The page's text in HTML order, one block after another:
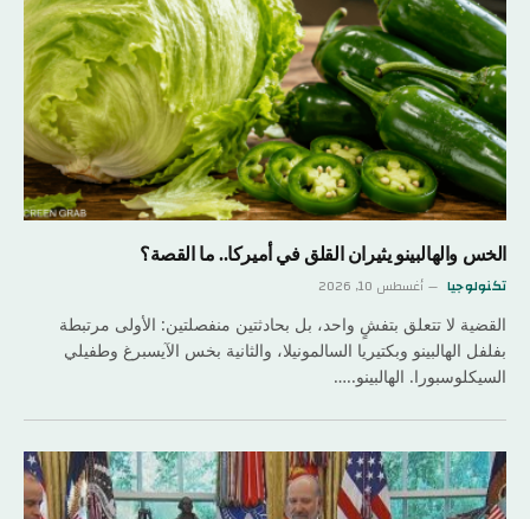
الخس والهالبينو يثيران القلق في أميركا.. ما القصة؟
تكنولوجيا أغسطس 10, 2026
القضية لا تتعلق بتفشٍ واحد، بل بحادثتين منفصلتين: الأولى مرتبطة
بفلفل الهالبينو وبكتيريا السالمونيلا، والثانية بخس الآيسبرغ وطفيلي
السيكلوسبورا. الهالبينو..…